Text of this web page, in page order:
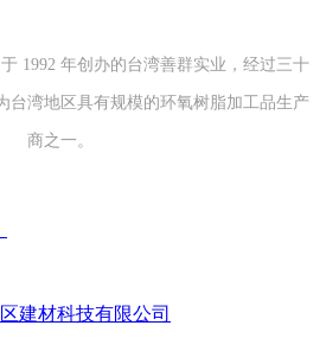
1992 年创办的台湾善群实业，经过三十
台湾地区具有规模的环氧树脂加工品生产
商之一。
建材科技有限公司